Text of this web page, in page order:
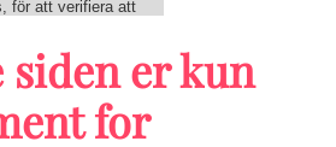
för att verifiera att
som
siden er kun
for